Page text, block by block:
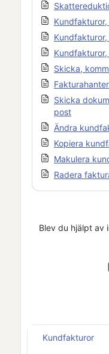
Skicka,
Skicka
post
Ändra
Kopiera
Makulera
Radera
Blev du hjälpt av
Kundfakturor